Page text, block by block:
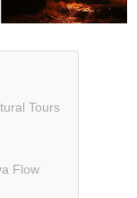
Tours
Flow